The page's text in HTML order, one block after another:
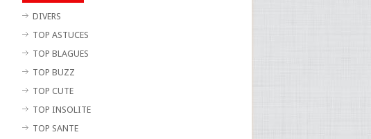
DIVERS
TOP ASTUCES
TOP BLAGUES
TOP BUZZ
TOP CUTE
TOP INSOLITE
TOP SANTE